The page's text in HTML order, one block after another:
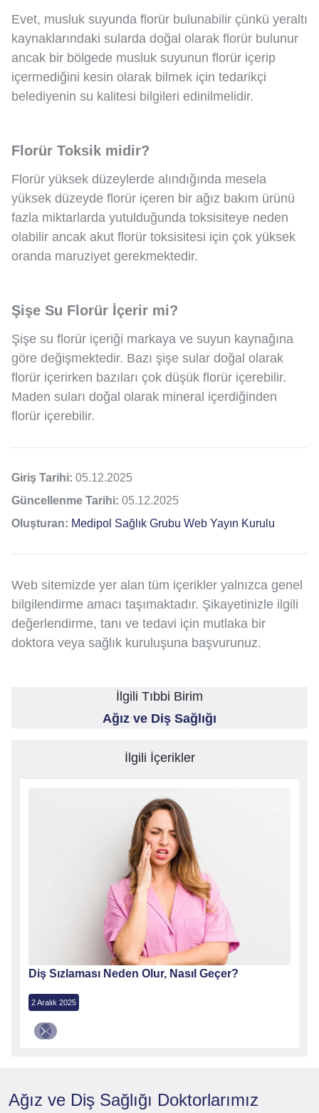
Evet, musluk suyunda florür bulunabilir çünkü yeraltı
kaynaklarındaki sularda doğal olarak florür bulunur
ancak bir bölgede musluk suyunun florür içerip
içermediğini kesin olarak bilmek için tedarikçi
belediyenin su kalitesi bilgileri edinilmelidir.
Florür Toksik midir?
Florür yüksek düzeylerde alındığında mesela
yüksek düzeyde florür içeren bir ağız bakım ürünü
fazla miktarlarda yutulduğunda toksisiteye neden
olabilir ancak akut florür toksisitesi için çok yüksek
oranda maruziyet gerekmektedir.
Şişe Su Florür İçerir mi?
Şişe su florür içeriği markaya ve suyun kaynağına
göre değişmektedir. Bazı şişe sular doğal olarak
florür içerirken bazıları çok düşük florür içerebilir.
Maden suları doğal olarak mineral içerdiğinden
florür içerebilir.
Giriş Tarihi: 05.12.2025
Güncellenme Tarihi: 05.12.2025
Oluşturan: Medipol Sağlık Grubu Web Yayın Kurulu
Web sitemizde yer alan tüm içerikler yalnızca genel
bilgilendirme amacı taşımaktadır. Şikayetinizle ilgili
değerlendirme, tanı ve tedavi için mutlaka bir
doktora veya sağlık kuruluşuna başvurunuz.
İlgili Tıbbi Birim
Ağız ve Diş Sağlığı
İlgili İçerikler
Diş Sızlaması Neden Olur, Nasıl Geçer?
2 Aralık 2025
Ağız ve Diş Sağlığı Doktorlarımız